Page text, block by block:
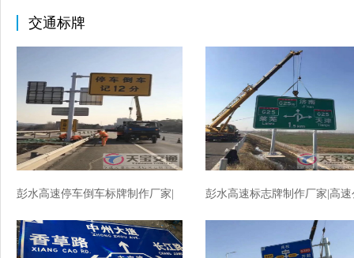
交通标牌
彭水高速停车倒车标牌制作厂家|
彭水高速标志牌制作厂家|高速